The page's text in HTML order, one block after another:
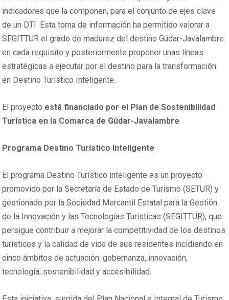
indicadores que la componen, para el conjunto de ejes clave
de un DTI. Esta toma de información ha permitido valorar a
SEGITTUR el grado de madurez del destino Gúdar-Javalambre
en cada requisito y posteriormente proponer unas líneas
estratégicas a ejecutar por el destino para la transformación
en Destino Turístico Inteligente.
El proyecto está financiado por el Plan de Sostenibilidad
Turística en la Comarca de Gúdar-Javalambre
Programa Destino Turístico Inteligente
El programa Destino Turístico inteligente es un proyecto
promovido por la Secretaría de Estado de Turismo (SETUR) y
gestionado por la Sociedad Mercantil Estatal para la Gestión
de la Innovación y las Tecnologías Turísticas (SEGITTUR), que
persigue contribuir a mejorar la competitividad de los destinos
turísticos y la calidad de vida de sus residentes incidiendo en
cinco ámbitos de actuación: gobernanza, innovación,
tecnología, sostenibilidad y accesibilidad.